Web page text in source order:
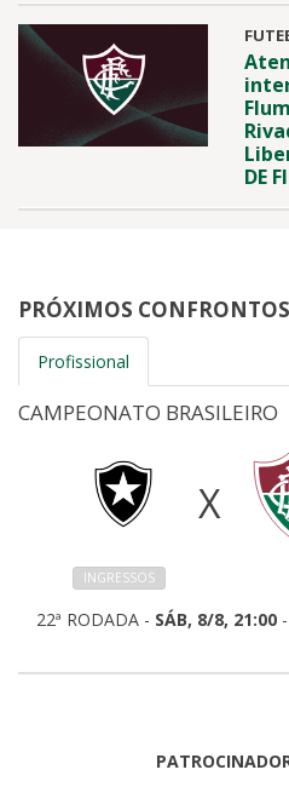
DE
PRÓXIMOS CONFRONTOS
Profissional
CAMPEONATO BRASILEIRO
X
INGRESSOS
22ª RODADA - SÁB, 8/8, 21:00